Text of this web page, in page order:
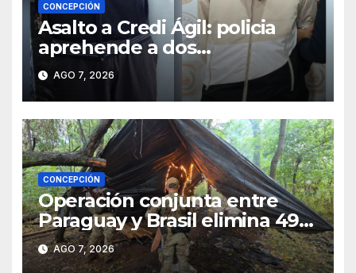
CONCEPCIÓN
Asalto a Credi Ágil: policia
aprehende a dos
sospechosos e incauta
evidencias en Concepción
AGO 7, 2026
CONCEPCIÓN
Operación conjunta entre
Paraguay y Brasil elimina 498
toneladas de marihuana en
Amambay
AGO 7, 2026